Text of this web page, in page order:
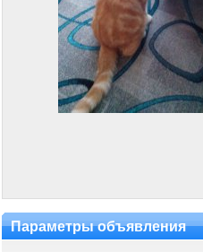
Параметры объявления